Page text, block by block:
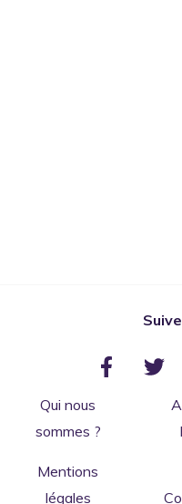
Qui nous
sommes ?
Mentions
légales